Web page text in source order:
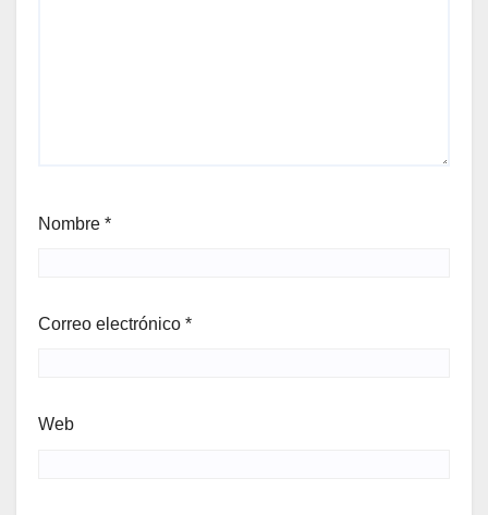
Nombre *
Correo electrónico *
Web